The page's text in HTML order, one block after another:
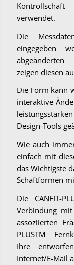
verwendet.
Die
eingegeben
abgeänderten
zeigen diesen
Die Form kann
interaktive
Design-Tools
Wie auch
einfach mit
das Wichtigste
Schaftformen
Die CANFIT-
Verbindung
assoziierten
PLUSTM
Ihre
Internet/E-Mail